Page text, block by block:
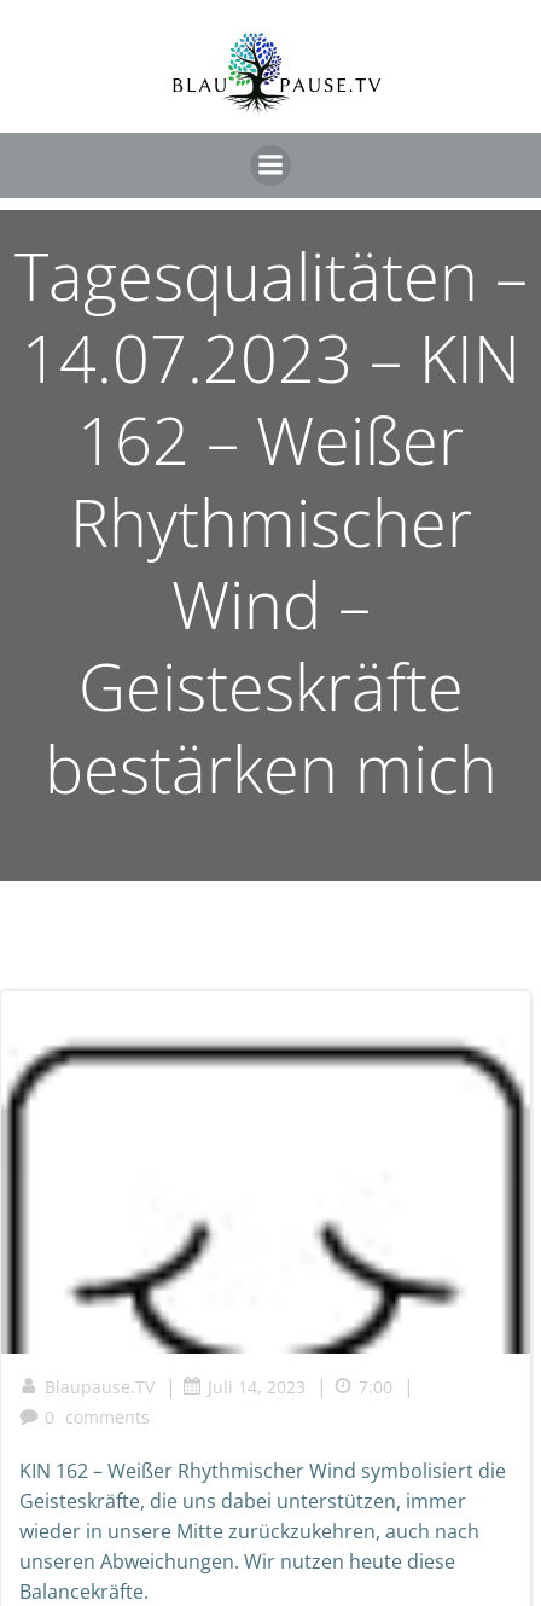
Tagesqualitäten –
14.07.2023 – KIN
162 – Weißer
Rhythmischer
Wind –
Geisteskräfte
bestärken mich
Blaupause.TV | Juli 14, 2023 | 7:00 |
0 comments
KIN 162 – Weißer Rhythmischer Wind symbolisiert die
Geisteskräfte, die uns dabei unterstützen, immer
wieder in unsere Mitte zurückzukehren, auch nach
unseren Abweichungen. Wir nutzen heute diese
Balancekräfte.